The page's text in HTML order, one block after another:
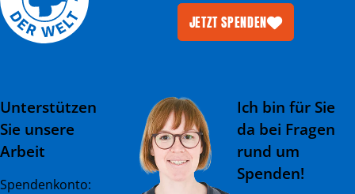
JETZT SPENDEN
Unterstützen
Sie unsere
Arbeit
Spendenkonto:
Ich bin für Sie
da bei Fragen
rund um
Spenden!